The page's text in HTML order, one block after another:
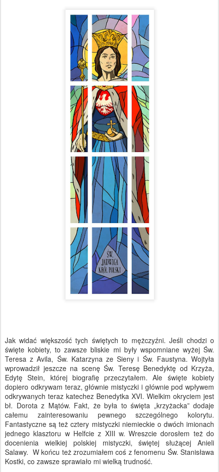
Jak widać większość tych świętych to mężczyźni. Jeśli chodzi o
święte kobiety, to zawsze bliskie mi były wspomniane wyżej Św.
Teresa z Avila, Św. Katarzyna ze Sieny i Św. Faustyna. Wojtyła
wprowadził jeszcze na scenę Św. Teresę Benedyktę od Krzyża,
Edytę Stein, której biografię przeczytałem. Ale święte kobiety
dopiero odkrywam teraz, głównie mistyczki i głównie pod wpływem
odkrywanych teraz katechez Benedytka XVI. Wielkim okryciem jest
bł. Dorota z Mątów. Fakt, że była to święta „krzyżacka” dodaje
całemu zainteresowaniu pewnego szczególnego kolorytu.
Fantastyczne są też cztery mistyczki niemieckie o dwóch imionach
jednego klasztoru w Helfcie z XIII w. Wreszcie dorosłem też do
docenienia wielkiej polskiej mistyczki, świętej służącej Anieli
Salawy. W końcu też zrozumiałem coś z fenomenu Św. Stanisława
Kostki, co zawsze sprawiało mi wielką trudność.